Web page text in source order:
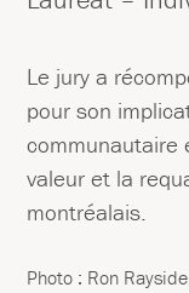
Le jury a
pour son
communautaire
valeur et la
montréalais.
Photo : Ron